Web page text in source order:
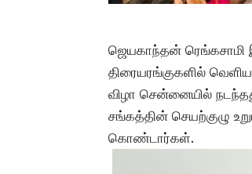
ஜெயகாந்தன் ரெங்கசாமி
திரையரங்குகளில்
விழா சென்னையில்
சங்கத்தின் செயற்குழு
கொண்டார்கள்.